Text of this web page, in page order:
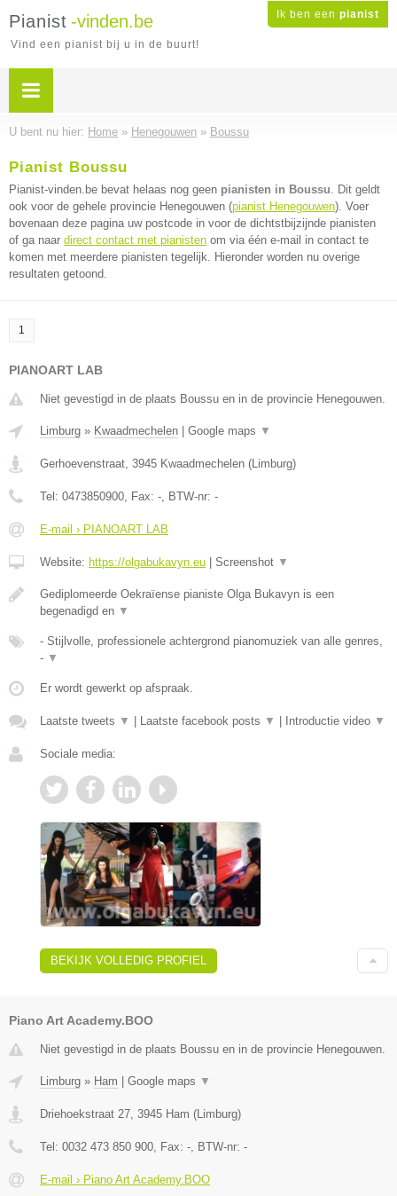
Ik ben een pianist
Pianist -vinden.be
Vind een pianist bij u in de buurt!
U bent nu hier: Home » Henegouwen » Boussu
Pianist Boussu
Pianist-vinden.be bevat helaas nog geen pianisten in Boussu. Dit geldt
ook voor de gehele provincie Henegouwen (pianist Henegouwen). Voer
bovenaan deze pagina uw postcode in voor de dichtstbijzijnde pianisten
of ga naar direct contact met pianisten om via één e-mail in contact te
komen met meerdere pianisten tegelijk. Hieronder worden nu overige
resultaten getoond.
1
PIANOART LAB
Niet gevestigd in de plaats Boussu en in de provincie Henegouwen.
Limburg » Kwaadmechelen Google maps ▼
Gerhoevenstraat, 3945 Kwaadmechelen (Limburg)
Tel: 0473850900, Fax: -, BTW-nr: -
E-mail › PIANOART LAB
Website: https://olgabukavyn.eu Screenshot ▼
Gediplomeerde Oekraïense pianiste Olga Bukavyn is een
begenadigd en ▼
- Stijlvolle, professionele achtergrond pianomuziek van alle genres,
- ▼
Er wordt gewerkt op afspraak.
Laatste tweets ▼ Laatste facebook posts ▼ Introductie video ▼
Sociale media:
BEKIJK VOLLEDIG PROFIEL
Piano Art Academy.BOO
Niet gevestigd in de plaats Boussu en in de provincie Henegouwen.
Limburg » Ham Google maps ▼
Driehoekstraat 27, 3945 Ham (Limburg)
Tel: 0032 473 850 900, Fax: -, BTW-nr: -
E-mail › Piano Art Academy.BOO